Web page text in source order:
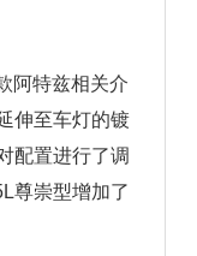
阿特兹相关介
伸至车灯的镀
配置进行了调
尊崇型增加了